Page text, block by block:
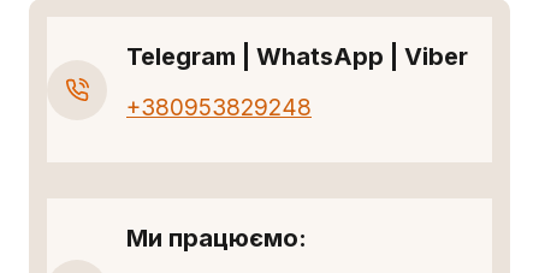
Telegram | WhatsApp | Viber
+380953829248
Ми працюємо: